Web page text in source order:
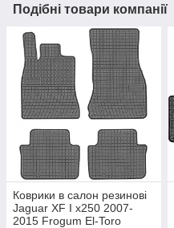
Подібні товари компанії
Коврики в салон резинові
Jaguar XF I x250 2007-
2015 Frogum El-Toro